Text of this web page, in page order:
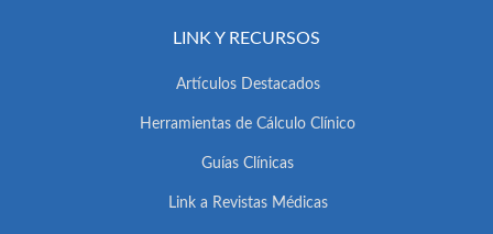
LINK Y RECURSOS
Artículos Destacados
Herramientas de Cálculo Clínico
Guías Clínicas
Link a Revistas Médicas